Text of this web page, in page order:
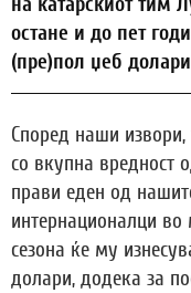
остане и до пет
(пре)пол џеб
Според наши
со вкупна вредност
прави еден од
интернационалци во
сезона ќе му
долари, додека за